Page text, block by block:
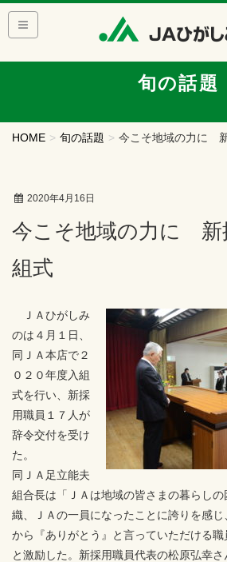
旬の話題
HOME 旬の話題 今こそ地域の力に
2020年4月16日
今こそ地域の力に 新採用職員入
組式
ＪＡひがしみ
のは４月１日、
同ＪＡ本店で２
０２０年度入組
式を行い、新採
用職員１７人が
辞令交付を受け
た。
同ＪＡ足立能夫
組合長は「ＪＡは地域の皆さまの暮らし
織、ＪＡの一員になったことに誇りを感
から『ありがとう』と言っていただける職
と激励した。新採用職員代表の松原弘幸